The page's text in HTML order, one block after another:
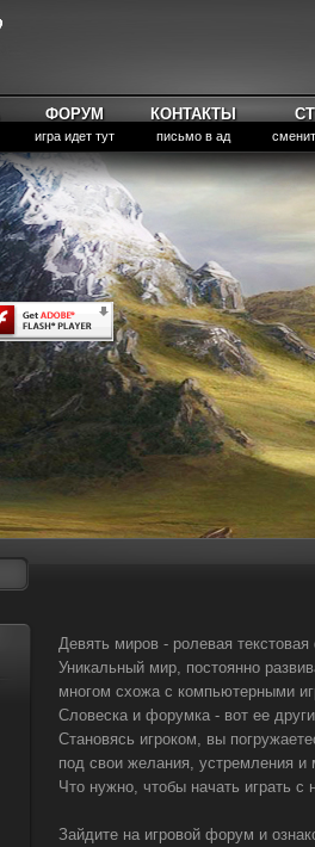
ФОРУМ
игра идет тут
КОНТАКТЫ
письмо в ад
Девять миров - ролевая
Уникальный мир, постоянно
многом схожа с компьютерными
Словеска и форумка - вот ее
Становясь игроком, вы
под свои желания, устремления и
Что нужно, чтобы начать играть с
Зайдите на игровой форум и